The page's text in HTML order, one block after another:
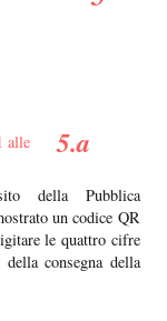
alle
della Pubblica
un codice QR
le quattro cifre
consegna della